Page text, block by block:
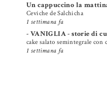
Un cappuccino la
Ceviche de Salchicha
1 settimana fa
- VANIGLIA - storie di
cake salato semintegrale
1 settimana fa